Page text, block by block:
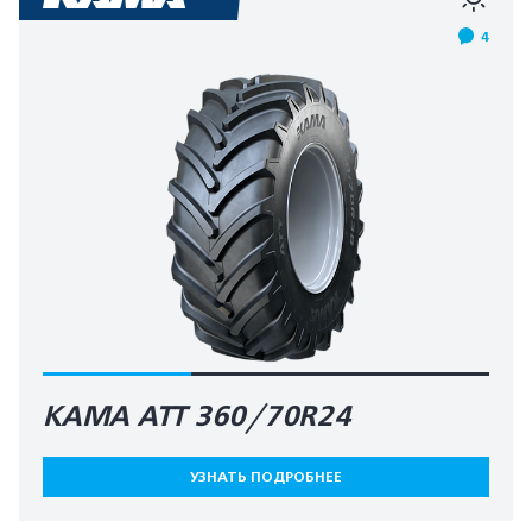
4
КАМА АТТ 360/70R24
УЗНАТЬ ПОДРОБНЕЕ